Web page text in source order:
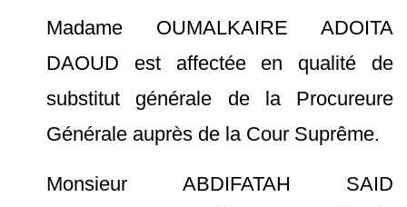
Madame OUMALKAIRE ADOITA
DAOUD est affectée en qualité de
substitut générale de la Procureure
Générale auprès de la Cour Suprême.
Monsieur ABDIFATAH SAID